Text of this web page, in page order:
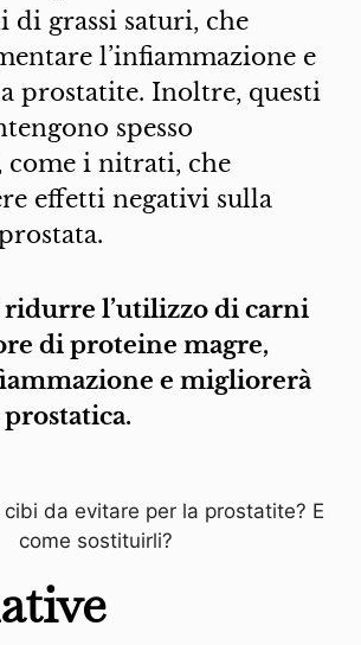
di grassi saturi, che
l’infiammazione e
prostatite. Inoltre, questi
spesso
come i nitrati, che
effetti negativi sulla
ridurre l’utilizzo di carni
di proteine magre,
e migliorerà